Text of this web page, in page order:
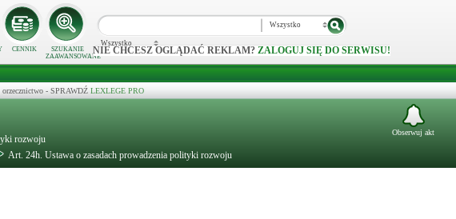
CENNIK
SZUKANIE
ZAAWANSOWANE
Wszystko
Wszystko
NIE CHCESZ OGLĄDAĆ REKLAM? ZALOGUJ SIĘ DO SERWISU!
orzecznictwo - SPRAWDŹ LEXLEGE PRO
rozwoju
Art. 24h. Ustawa o zasadach prowadzenia polityki rozwoju
Obserwuj akt